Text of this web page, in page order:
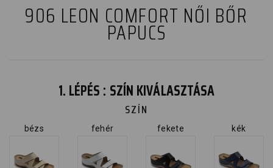
906 LEON COMFORT NŐI BŐR
PAPUCS
1. LÉPÉS : SZÍN KIVÁLASZTÁSA
SZÍN
bézs fehér fekete kék